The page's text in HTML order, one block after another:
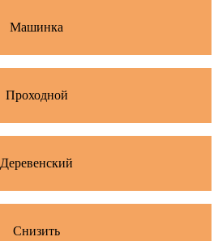
Машинка
Проходной
Деревенский
Снизить